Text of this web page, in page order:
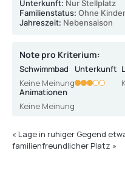
Unterkunft: Nur Stellplatz
Familienstatus: Ohne Kinder
Jahreszeit: Nebensaison
Note pro Kriterium:
Schwimmbad
Keine Meinung
Unterkunft
Animationen
Keine Meinung
« Lage in ruhiger Gegend etwas entfernt vom Strand. Sehr
familienfreundlicher Platz »